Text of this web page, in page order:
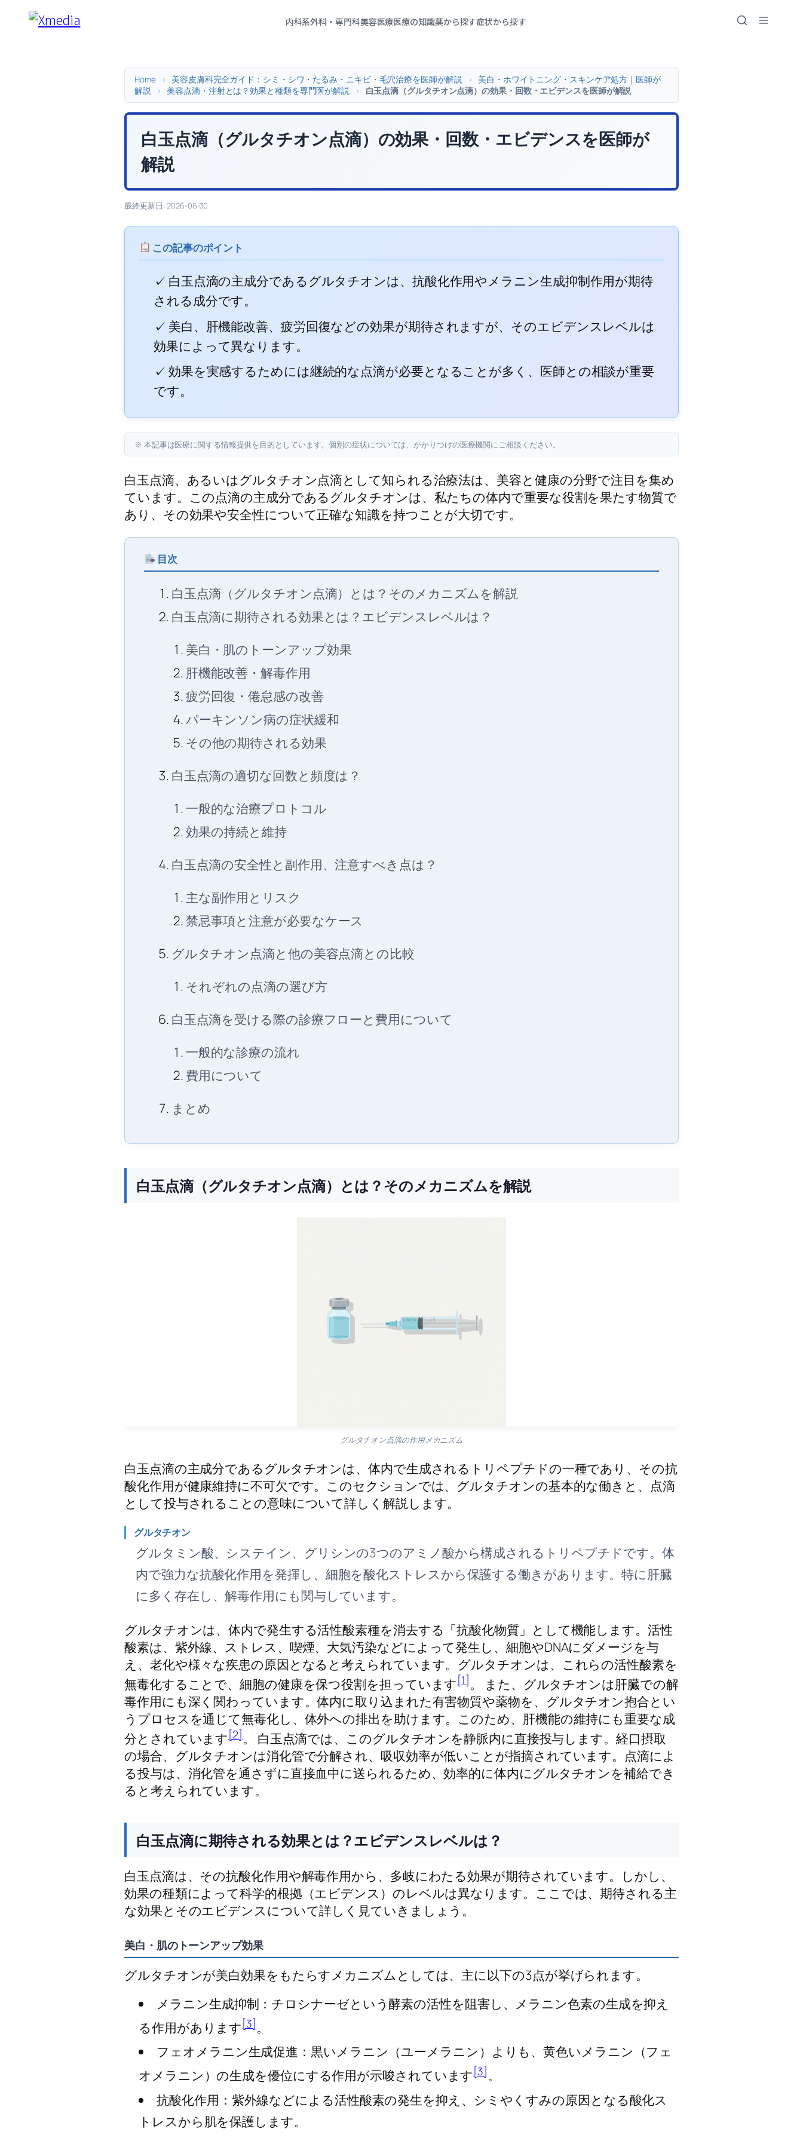
内科系外科・専門科美容医療医療の知識薬から探す症状から探す
Home > 美容皮膚科完全ガイド：シミ・シワ・たるみ・ニキビ・毛穴治療を医師が解説 >
美白・ホワイトニング・スキンケア処方｜医師が
解説
> 美容点滴・注射とは？効果と種類を専門医が解説 > 白玉点滴（グルタチオン点滴）の効果・回数・エビデンスを医師が解説
白玉点滴（グルタチオン点滴）の効果・回数・エビデンスを医師が
解説
最終更新日: 2026-06-30
この記事のポイント
✓ 白玉点滴の主成分であるグルタチオンは、抗酸化作用やメラニン生成抑制作用が期待
される成分です。
✓ 美白、肝機能改善、疲労回復などの効果が期待されますが、そのエビデンスレベルは
効果によって異なります。
✓ 効果を実感するためには継続的な点滴が必要となることが多く、医師との相談が重要
です。
※ 本記事は医療に関する情報提供を目的としています。個別の症状については、かかりつけの医療機関にご相談ください。
白玉点滴、あるいはグルタチオン点滴として知られる治療法は、美容と健康の分野で注目を集め
ています。この点滴の主成分であるグルタチオンは、私たちの体内で重要な役割を果たす物質で
あり、その効果や安全性について正確な知識を持つことが大切です。
目次
白玉点滴（グルタチオン点滴）とは？そのメカニズムを解説
白玉点滴に期待される効果とは？エビデンスレベルは？
美白・肌のトーンアップ効果
肝機能改善・解毒作用
疲労回復・倦怠感の改善
パーキンソン病の症状緩和
その他の期待される効果
白玉点滴の適切な回数と頻度は？
一般的な治療プロトコル
効果の持続と維持
白玉点滴の安全性と副作用、注意すべき点は？
主な副作用とリスク
禁忌事項と注意が必要なケース
グルタチオン点滴と他の美容点滴との比較
それぞれの点滴の選び方
白玉点滴を受ける際の診療フローと費用について
一般的な診療の流れ
費用について
まとめ
白玉点滴（グルタチオン点滴）とは？そのメカニズムを解説
グルタチオン点滴の作用メカニズム
白玉点滴の主成分であるグルタチオンは、体内で生成されるトリペプチドの一種であり、その抗
酸化作用が健康維持に不可欠です。このセクションでは、グルタチオンの基本的な働きと、点滴
として投与されることの意味について詳しく解説します。
グルタチオン
グルタミン酸、システイン、グリシンの3つのアミノ酸から構成されるトリペプチドです。体
内で強力な抗酸化作用を発揮し、細胞を酸化ストレスから保護する働きがあります。特に肝臓
に多く存在し、解毒作用にも関与しています。
グルタチオンは、体内で発生する活性酸素種を消去する「抗酸化物質」として機能します。活性
酸素は、紫外線、ストレス、喫煙、大気汚染などによって発生し、細胞やDNAにダメージを与
え、老化や様々な疾患の原因となると考えられています。グルタチオンは、これらの活性酸素を
無毒化することで、細胞の健康を保つ役割を担っています[1]。 また、グルタチオンは肝臓での解
毒作用にも深く関わっています。体内に取り込まれた有害物質や薬物を、グルタチオン抱合とい
うプロセスを通じて無毒化し、体外への排出を助けます。このため、肝機能の維持にも重要な成
分とされています[2]。 白玉点滴では、このグルタチオンを静脈内に直接投与します。経口摂取
の場合、グルタチオンは消化管で分解され、吸収効率が低いことが指摘されています。点滴によ
る投与は、消化管を通さずに直接血中に送られるため、効率的に体内にグルタチオンを補給でき
ると考えられています。
白玉点滴に期待される効果とは？エビデンスレベルは？
白玉点滴は、その抗酸化作用や解毒作用から、多岐にわたる効果が期待されています。しかし、
効果の種類によって科学的根拠（エビデンス）のレベルは異なります。ここでは、期待される主
な効果とそのエビデンスについて詳しく見ていきましょう。
美白・肌のトーンアップ効果
グルタチオンが美白効果をもたらすメカニズムとしては、主に以下の3点が挙げられます。
メラニン生成抑制：チロシナーゼという酵素の活性を阻害し、メラニン色素の生成を抑え
る作用があります[3]。
フェオメラニン生成促進：黒いメラニン（ユーメラニン）よりも、黄色いメラニン（フェ
オメラニン）の生成を優位にする作用が示唆されています[3]。
抗酸化作用：紫外線などによる活性酸素の発生を抑え、シミやくすみの原因となる酸化ス
トレスから肌を保護します。